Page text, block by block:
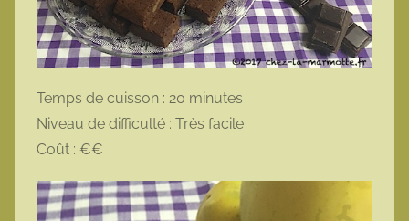
Temps de cuisson : 20 minutes
Niveau de difficulté : Très facile
Coût : €€